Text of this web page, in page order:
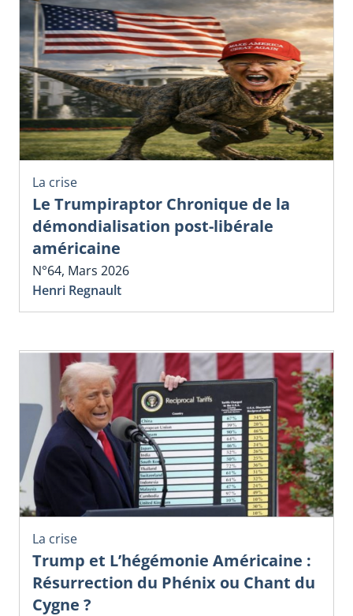
La crise
Le Trumpiraptor Chronique de la
démondialisation post-libérale
américaine
N°64, Mars 2026
Henri Regnault
La crise
Trump et L’hégémonie Américaine :
Résurrection du Phénix ou Chant du
Cygne ?